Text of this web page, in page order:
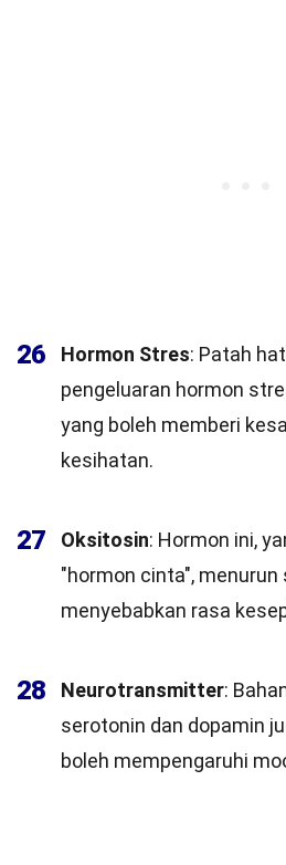
26 Hormon Stres: Patah
pengeluaran hormon
yang boleh memberi
kesihatan.
27 Oksitosin: Hormon ini,
"hormon cinta",
menyebabkan rasa
28 Neurotransmitter:
serotonin dan dopamin
boleh mempengaruhi